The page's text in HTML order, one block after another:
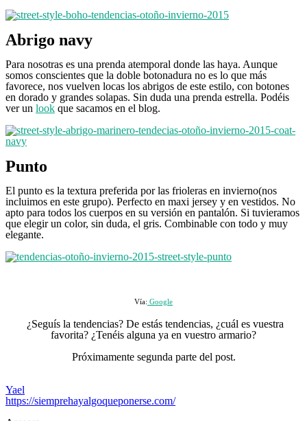
Abrigo navy
Para nosotras es una prenda atemporal donde las haya. Aunque
somos conscientes que la doble botonadura no es lo que más
favorece, nos vuelven locas los abrigos de este estilo, con botones
en dorado y grandes solapas. Sin duda una prenda estrella. Podéis
ver un look que sacamos en el blog.
Punto
El punto es la textura preferida por las frioleras en invierno(nos
incluimos en este grupo). Perfecto en maxi jersey y en vestidos. No
apto para todos los cuerpos en su versión en pantalón. Si tuvieramos
que elegir un color, sin duda, el gris. Combinable con todo y muy
elegante.
Vía: Google
¿Seguís la tendencias? De estás tendencias, ¿cuál es vuestra
favorita? ¿Tenéis alguna ya en vuestro armario?
Próximamente segunda parte del post.
Yael
https://siemprehayalgoqueponerse.com/